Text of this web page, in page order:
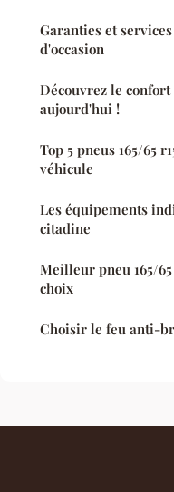
Garanties et
d'occasion
Découvrez le
aujourd'hui !
Top 5 pneus 165/65
véhicule
Les équipements
citadine
Meilleur pneu 165/
choix
Choisir le feu anti-